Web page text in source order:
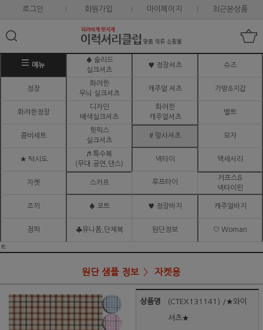
로그인 회원가입 마이페이지 최근본상품
메뉴
♠ 솔리드
실크셔츠
♥ 정장셔츠 슈즈
정장
화려한
무늬 실크셔츠
캐주얼 셔츠 가방&지갑
화려한정장
디자인
배색실크셔츠
화려한
캐주얼셔츠
벨트
콤비세트
핫픽스
실크셔츠
# 망사셔츠 모자
★ 턱시도
♬ 특수복
(무대.공연,댄스)
넥타이 액세서리
자켓 스카프 루프타이
커프스&
넥타이핀
조끼 ♠ 코트 ♥ 정장바지 캐주얼바지
점퍼 ♣유니폼,단체복 원단정보 ♡ Woman
ㅌ
원단 샘플 정보 자켓용
상품명 (CTEX131141) /★와이
셔츠★